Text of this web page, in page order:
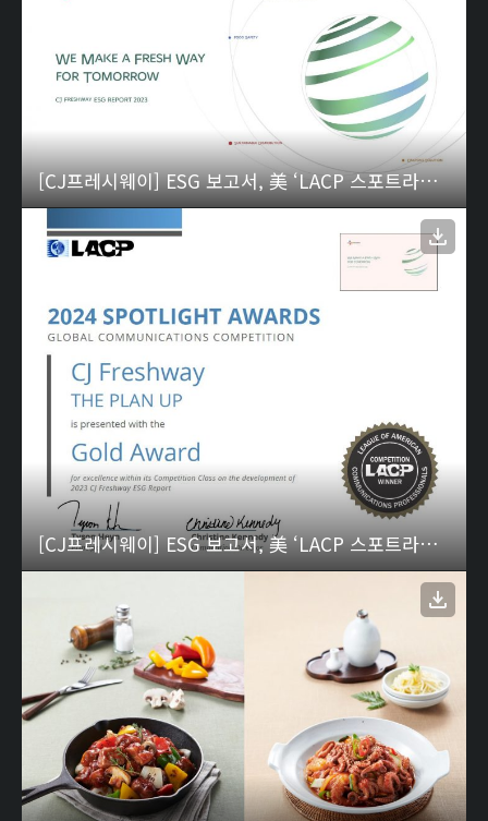
[CJ프레시웨이] ESG 보고서, 美 ‘LACP 스포트라이트 어워드’ 2년 연속 금상 수상 02
[CJ프레시웨이] ESG 보고서, 美 ‘LACP 스포트라이트 어워드’ 2년 연속 금상 수상 01